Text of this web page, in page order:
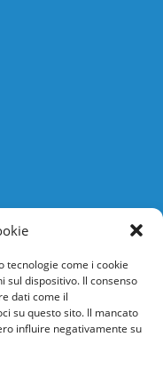
tecnologie come i cookie
sul dispositivo. Il consenso
dati come il
su questo sito. Il mancato
influire negativamente su